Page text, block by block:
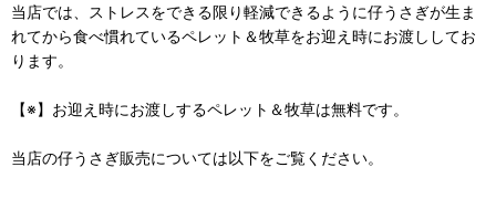
当店では、ストレスをできる限り軽減できるように仔うさぎが生ま
れてから食べ慣れているペレット＆牧草をお迎え時にお渡ししてお
ります。
【※】お迎え時にお渡しするペレット＆牧草は無料です。
当店の仔うさぎ販売については以下をご覧ください。